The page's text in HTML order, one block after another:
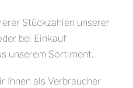
Stückzahlen unserer
bei Einkauf
unserem Sortiment.
Ihnen als Verbraucher